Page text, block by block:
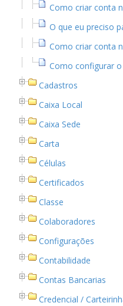
Como criar conta
O que eu preciso
Como criar conta
Como configurar
Cadastros
Caixa Local
Caixa Sede
Carta
Células
Certificados
Classe
Colaboradores
Configurações
Contabilidade
Contas Bancarias
Credencial /